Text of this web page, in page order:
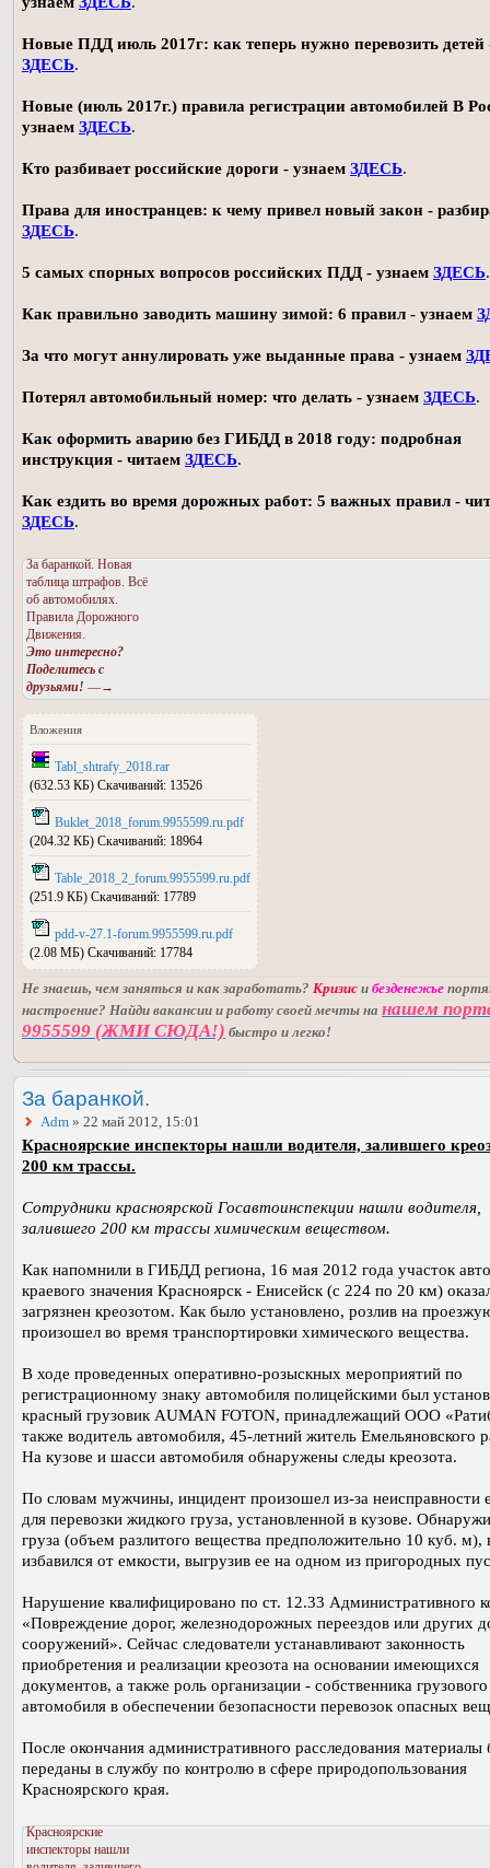
Новые ПДД июль 2017г: как теперь нужно перевозить детей
ЗДЕСЬ.
Новые (июль 2017г.) правила регистрации автомобилей В
узнаем ЗДЕСЬ.
Кто разбивает российские дороги - узнаем ЗДЕСЬ.
Права для иностранцев: к чему привел новый закон -
ЗДЕСЬ.
5 самых спорных вопросов российских ПДД - узнаем ЗДЕСЬ.
Как правильно заводить машину зимой: 6 правил - узнаем
За что могут аннулировать уже выданные права - узнаем
Потерял автомобильный номер: что делать - узнаем ЗДЕСЬ.
Как оформить аварию без ГИБДД в 2018 году: подробная
инструкция - читаем ЗДЕСЬ.
Как ездить во время дорожных работ: 5 важных правил -
ЗДЕСЬ.
За баранкой. Новая
таблица штрафов. Всё
об автомобилях.
Правила Дорожного
Движения.
Это интересно?
Поделитесь с
друзьями! —→
Вложения
Tabl_shtrafy_2018.rar
(632.53 КБ) Скачиваний: 13526
Buklet_2018_forum.9955599.ru.pdf
(204.32 КБ) Скачиваний: 18964
Table_2018_2_forum.9955599.ru.pdf
(251.9 КБ) Скачиваний: 17789
pdd-v-27.1-forum.9955599.ru.pdf
(2.08 МБ) Скачиваний: 17784
Не знаешь, чем заняться и как заработать? Кризис и безденежье
настроение? Найди вакансии и работу своей мечты на нашем
9955599 (ЖМИ СЮДА!) быстро и легко!
За баранкой.
Adm » 22 май 2012, 15:01
Красноярские инспекторы нашли водителя, залившего
200 км трассы.
Сотрудники красноярской Госавтоинспекции нашли водителя,
залившего 200 км трассы химическим веществом.
Как напомнили в ГИБДД региона, 16 мая 2012 года участок
краевого значения Красноярск - Енисейск (с 224 по 20 км)
загрязнен креозотом. Как было установлено, розлив на
произошел во время транспортировки химического вещества.
В ходе проведенных оперативно-розыскных мероприятий по
регистрационному знаку автомобиля полицейскими был
красный грузовик AUMAN FOTON, принадлежащий ООО
также водитель автомобиля, 45-летний житель Емельяновского
На кузове и шасси автомобиля обнаружены следы креозота.
По словам мужчины, инцидент произошел из-за неисправности
для перевозки жидкого груза, установленной в кузове.
груза (объем разлитого вещества предположительно 10 куб. м),
избавился от емкости, выгрузив ее на одном из пригородных
Нарушение квалифицировано по ст. 12.33 Административного
«Повреждение дорог, железнодорожных переездов или других
сооружений». Сейчас следователи устанавливают законность
приобретения и реализации креозота на основании имеющихся
документов, а также роль организации - собственника грузового
автомобиля в обеспечении безопасности перевозок опасных
После окончания административного расследования материалы
переданы в службу по контролю в сфере природопользования
Красноярского края.
Красноярские
инспекторы нашли